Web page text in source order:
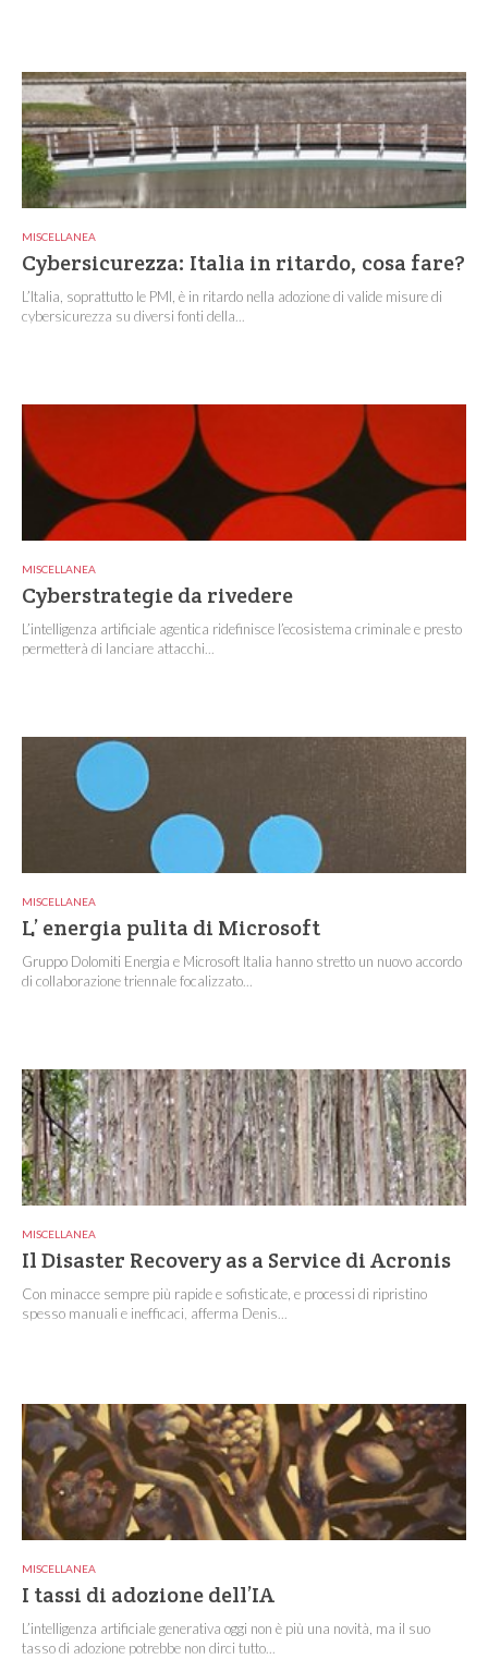
MISCELLANEA
Cybersicurezza: Italia in ritardo, cosa fare?
L’Italia, soprattutto le PMI, è in ritardo nella adozione di valide misure di
cybersicurezza su diversi fonti della...
MISCELLANEA
Cyberstrategie da rivedere
L’intelligenza artificiale agentica ridefinisce l’ecosistema criminale e presto
permetterà di lanciare attacchi...
MISCELLANEA
L’ energia pulita di Microsoft
Gruppo Dolomiti Energia e Microsoft Italia hanno stretto un nuovo accordo
di collaborazione triennale focalizzato...
MISCELLANEA
Il Disaster Recovery as a Service di Acronis
Con minacce sempre più rapide e sofisticate, e processi di ripristino
spesso manuali e inefficaci, afferma Denis...
MISCELLANEA
I tassi di adozione dell’IA
L’intelligenza artificiale generativa oggi non è più una novità, ma il suo
tasso di adozione potrebbe non dirci tutto...